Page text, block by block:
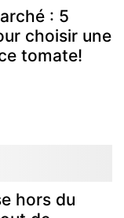
: 5
choisir une
tomate!
hors du